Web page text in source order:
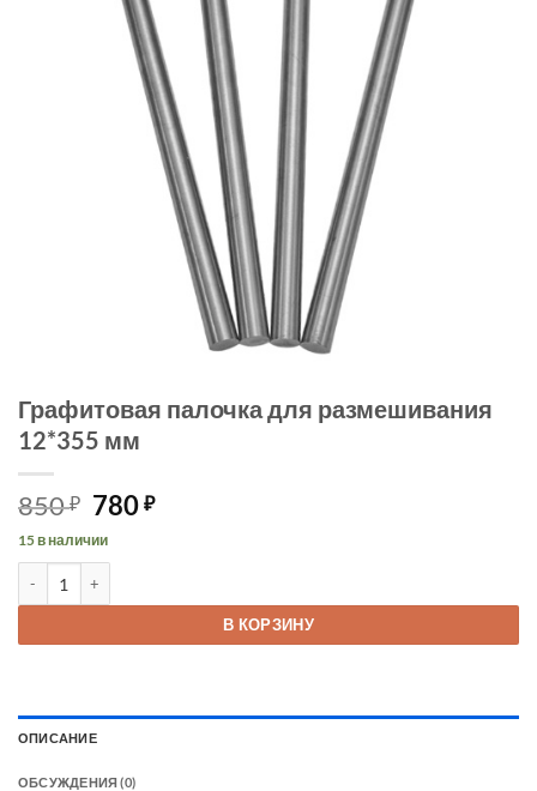
Графитовая палочка для размешивания
12*355 мм
850₽ Первоначальная
цена
составляла
850 ₽.
780₽Текущая
15 в наличии
В КОРЗИНУ
ОПИСАНИЕ
ОБСУЖДЕНИЯ (0)